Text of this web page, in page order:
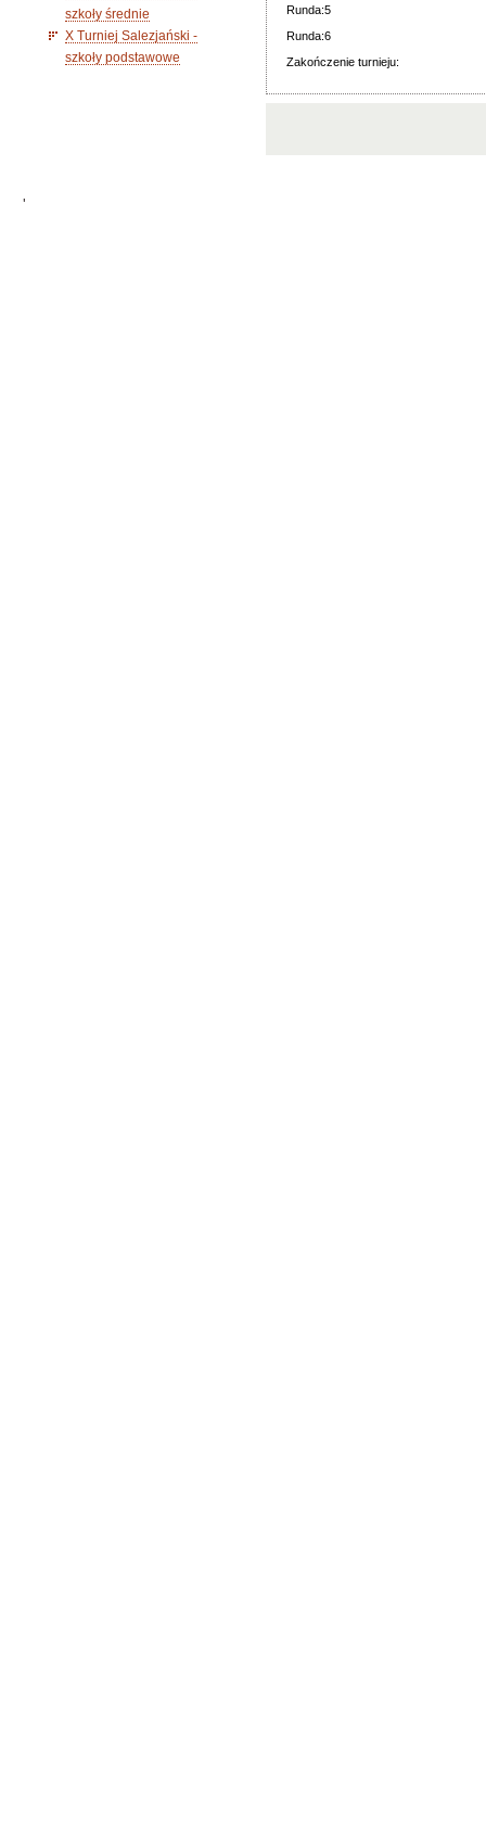
szkoły średnie
X Turniej Salezjański -
szkoły podstawowe
Runda:5
Runda:6
Zakończenie turnieju:
'